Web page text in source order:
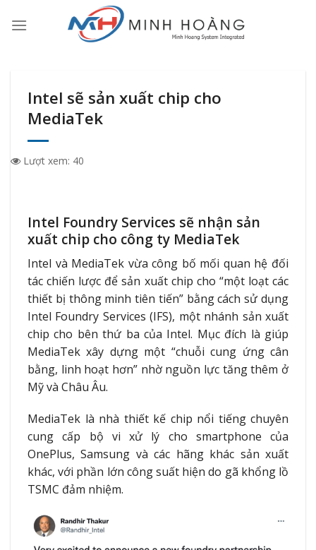
Intel sẽ sản xuất chip cho
MediaTek
Lượt xem: 40
Intel Foundry Services sẽ nhận sản
xuất chip cho công ty MediaTek
Intel và MediaTek vừa công bố mối quan hệ đối
tác chiến lược để sản xuất chip cho “một loạt các
thiết bị thông minh tiên tiến” bằng cách sử dụng
Intel Foundry Services (IFS), một nhánh sản xuất
chip cho bên thứ ba của Intel. Mục đích là giúp
MediaTek xây dựng một “chuỗi cung ứng cân
bằng, linh hoạt hơn” nhờ nguồn lực tăng thêm ở
Mỹ và Châu Âu.
MediaTek là nhà thiết kế chip nổi tiếng chuyên
cung cấp bộ vi xử lý cho smartphone của
OnePlus, Samsung và các hãng khác sản xuất
khác, với phần lớn công suất hiện do gã khổng lồ
TSMC đảm nhiệm.